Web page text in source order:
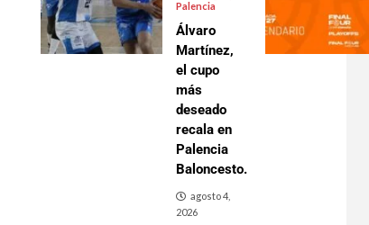
Palencia
Álvaro
Martínez,
el cupo
más
deseado
recala en
Palencia
Baloncesto.
agosto 4,
2026